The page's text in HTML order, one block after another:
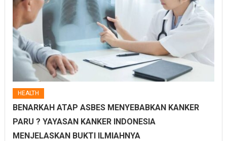
HEALTH
BENARKAH ATAP ASBES MENYEBABKAN KANKER
PARU ? YAYASAN KANKER INDONESIA
MENJELASKAN BUKTI ILMIAHNYA